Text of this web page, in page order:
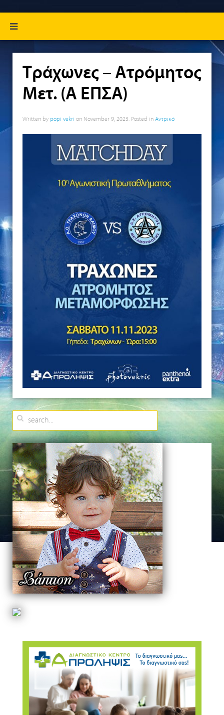
Τράχωνες – Ατρόμητος
Μετ. (Α ΕΠΣΑ)
Written by popi vekri on November 9, 2023. Posted in Αντρικό